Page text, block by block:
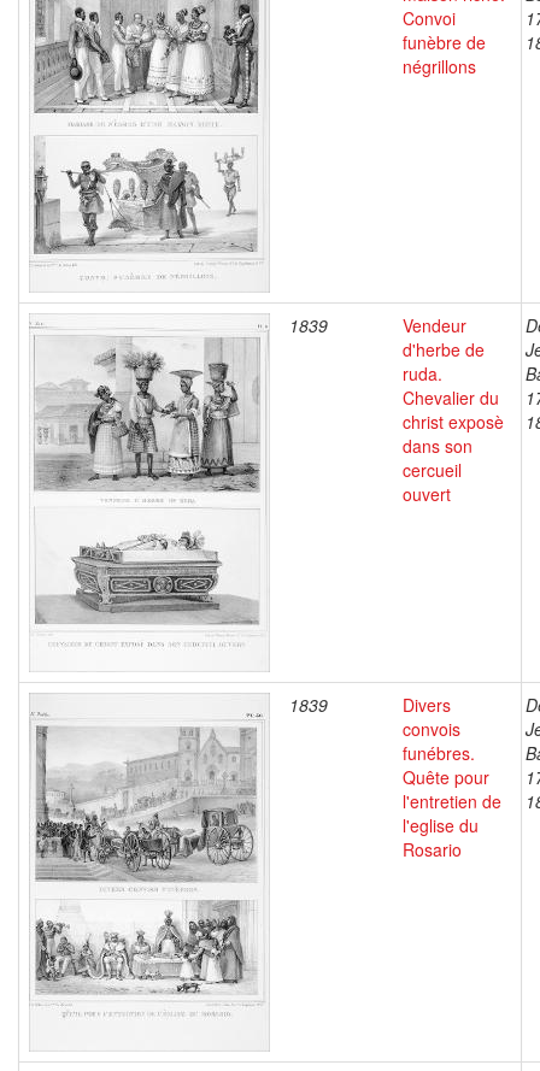
Convoi
funèbre de
négrillons
1839
Vendeur
d'herbe de
ruda.
Chevalier du
christ exposè
dans son
cercueil
ouvert
1839
Divers
convois
funébres.
Quête pour
l'entretien de
l'eglise du
Rosario